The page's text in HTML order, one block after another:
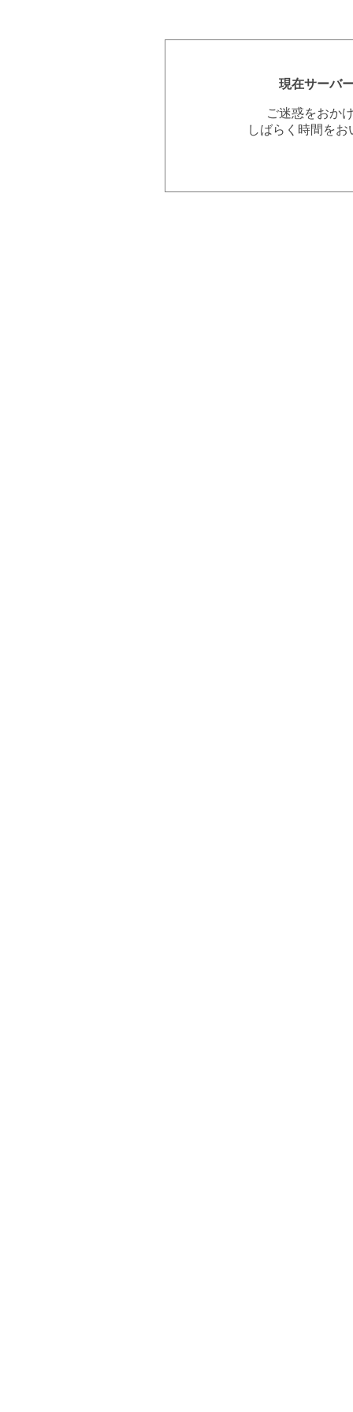
現在サーバ
ご迷惑をおか
しばらく時間を